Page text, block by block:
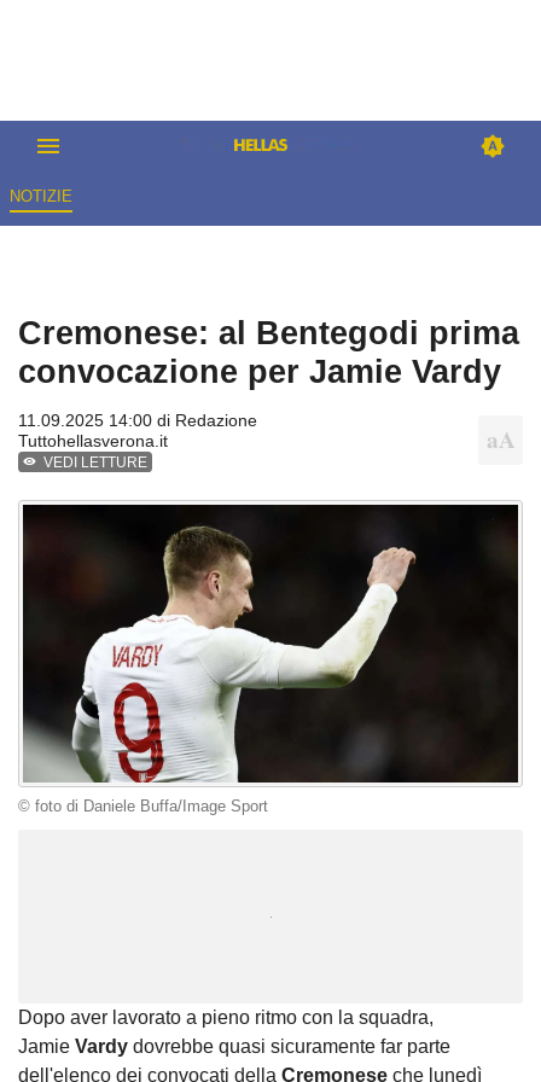
NOTIZIE
Cremonese: al Bentegodi prima
convocazione per Jamie Vardy
11.09.2025 14:00 di Redazione
Tuttohellasverona.it
VEDI LETTURE
© foto di Daniele Buffa/Image Sport
Dopo aver lavorato a pieno ritmo con la squadra,
Jamie Vardy dovrebbe quasi sicuramente far parte
dell'elenco dei convocati della Cremonese che lunedì